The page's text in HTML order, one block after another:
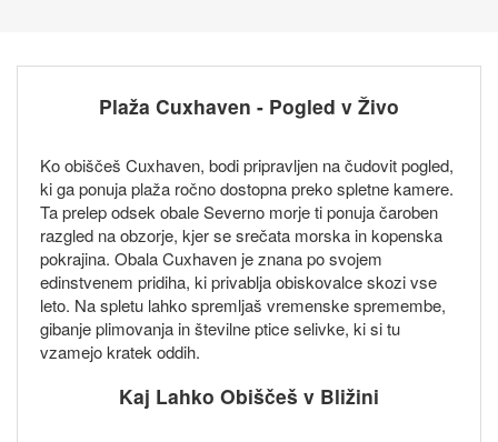
Plaža Cuxhaven - Pogled v Živo
Ko obiščeš Cuxhaven, bodi pripravljen na čudovit pogled,
ki ga ponuja plaža ročno dostopna preko spletne kamere.
Ta prelep odsek obale Severno morje ti ponuja čaroben
razgled na obzorje, kjer se srečata morska in kopenska
pokrajina. Obala Cuxhaven je znana po svojem
edinstvenem pridiha, ki privablja obiskovalce skozi vse
leto. Na spletu lahko spremljaš vremenske spremembe,
gibanje plimovanja in številne ptice selivke, ki si tu
vzamejo kratek oddih.
Kaj Lahko Obiščeš v Bližini